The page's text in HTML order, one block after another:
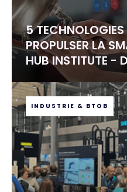
5
PROPULSER LA
HUB INSTITUTE -
INDUSTRIE & BTOB